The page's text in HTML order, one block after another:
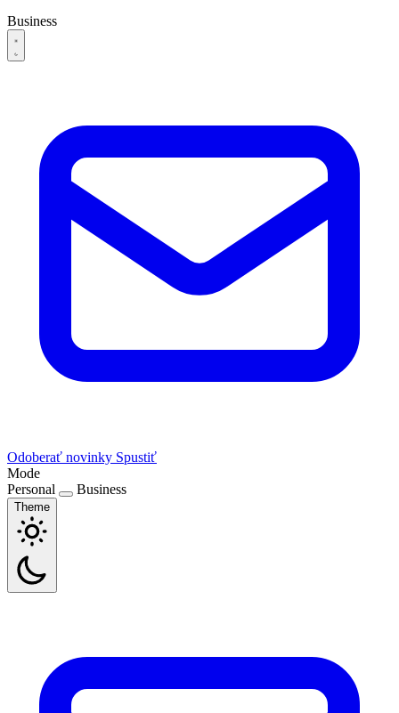
Business
Odoberať novinky Spustiť
Mode
Personal
Business
Theme